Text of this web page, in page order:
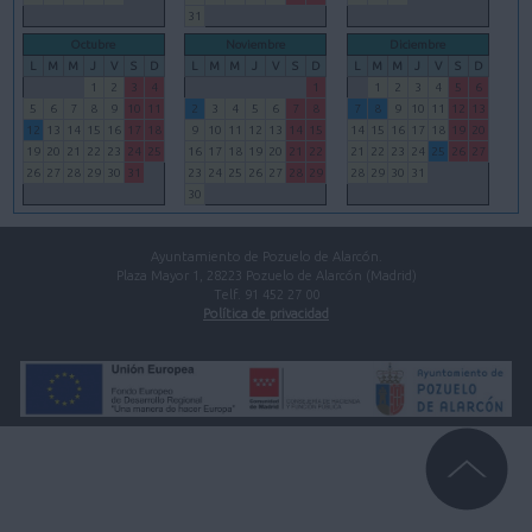
31
M M V S
D
1
2 3
4
5
6 7 8 9 10
11
12
13 14 15 16 17
18
19
20 21 22 23 24
25
26
27 28 29 30 31
M M V S
D
1
2
3 4 5 6 7
8
9
10 11 12 13 14
15
16
17 18 19 20 21
22
23
24 25 26 27 28
29
30
M M V S
D
1
2 3 4 5
6
7
8 9 10 11 12
13
14
15 16 17 18 19
20
21
22 23 24 25 26
27
28
29 30 31
Ayuntamiento de Pozuelo de Alarcón.
Plaza Mayor 1, 28223 Pozuelo de Alarcón (Madrid)
Telf. 91 452 27 00
Política de privacidad